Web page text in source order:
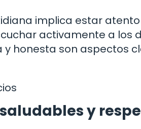
implica estar
activamente a los
honesta son aspectos
y